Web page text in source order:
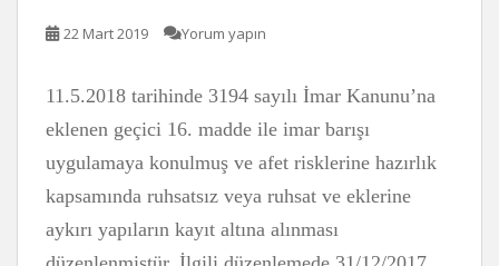
22 Mart 2019 Yorum yapın
11.5.2018 tarihinde 3194 sayılı İmar Kanunu’na
eklenen geçici 16. madde ile imar barışı
uygulamaya konulmuş ve afet risklerine hazırlık
kapsamında ruhsatsız veya ruhsat ve eklerine
aykırı yapıların kayıt altına alınması